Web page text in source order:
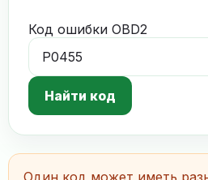
Код ошибки OBD2
Найти код
Один код может иметь